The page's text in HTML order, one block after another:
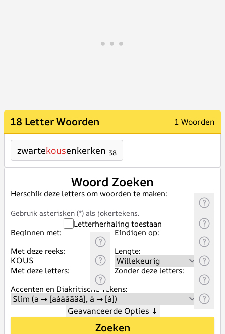
18 Letter Woorden 1 Woorden
zwartekousenkerken 38
Woord Zoeken
Herschik deze letters om woorden te maken:
Gebruik asterisken (*) als jokertekens.
Letterherhaling toestaan
Beginnen met:
Eindigen op:
Met deze reeks:
Lengte:
Met deze letters:
Zonder deze letters:
Accenten en Diakritische Tekens:
Geavanceerde Opties ↓
Zoeken